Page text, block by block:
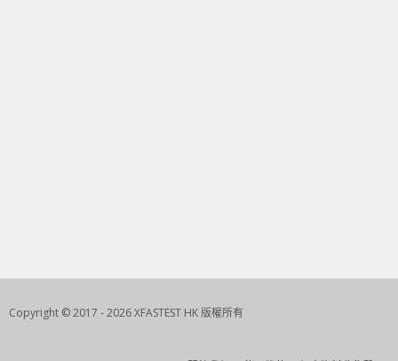
Copyright © 2017 - 2026 XFASTEST HK 版權所有